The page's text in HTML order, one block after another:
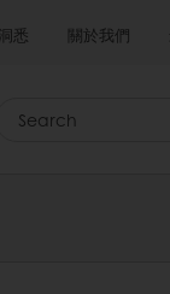
悉 關於我們